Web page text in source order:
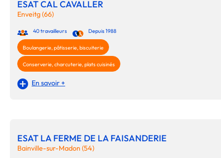
ESAT CAL CAVALLER
Enveitg (66)
40 travailleurs Depuis 1988
Boulangerie, pâtisserie, biscuiterie
Conserverie, charcuterie, plats cuisinés
En savoir +
ESAT LA FERME DE LA FAISANDERIE
Bainville-sur-Madon (54)